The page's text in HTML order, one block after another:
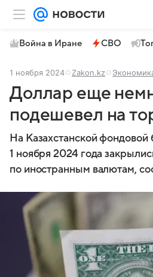
Война в Иране СВО
1 ноября 2024 Zakon.kz
Доллар еще
подешевел на
На Казахстанской
1 ноября 2024 года
по иностранным валютам,